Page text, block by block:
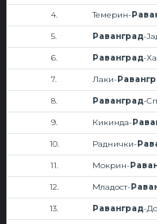
4. Темерин-
5. Раванград-
6. Раванград-
7. Лаки-
8. Раванград-
9. Кикинда-
10. Раднички-
11. Мокрин-
12. Младост-
13. Раванград-